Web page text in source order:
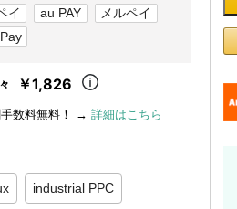
イ au PAY
メルペイ
￥1,826
数料無料！ → 詳細はこちら
industrial PPC